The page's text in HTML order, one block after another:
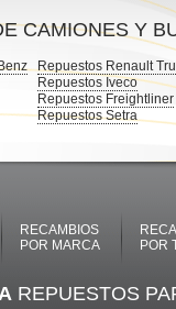
CAMIONES Y
Repuestos Renault
Repuestos Iveco
Repuestos Freightliner
Repuestos Setra
RECAMBIOS
POR MARCA
POR
REPUESTOS